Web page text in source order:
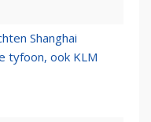
Shanghai
tyfoon, ook KLM